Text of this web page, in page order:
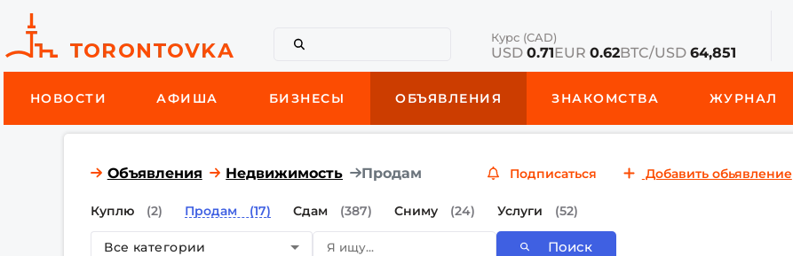
Курс (CAD)
USD 0.71EUR 0.62BTC/USD 64,851
НОВОСТИ АФИША БИЗНЕСЫ ОБЪЯВЛЕНИЯ ЗНАКОМСТВА ЖУРНАЛ
Объявления Недвижимость Продам Подписаться Добавить обьявление
Куплю (2) Продам (17) Сдам (387) Сниму (24) Услуги (52)
Все категории Поиск